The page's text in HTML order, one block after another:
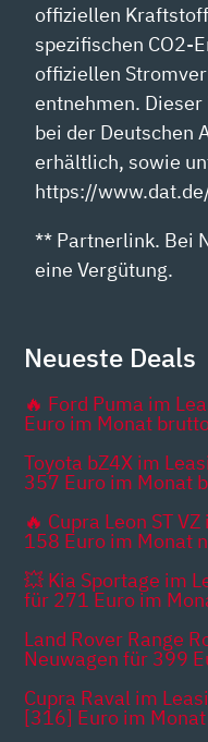
offiziellen
spezifischen CO2-
offiziellen
entnehmen.
bei der Deutschen
erhältlich, sowie
https://
** Partnerlink. Bei
eine Vergütung.
Neueste Deals
🔥 Ford Puma im
Euro im Monat
Toyota bZ4X im
357 Euro im Monat
🔥 Cupra Leon ST
158 Euro im Monat
💥 Kia Sportage im
für 271 Euro im
Land Rover Range
Neuwagen für 399
Cupra Raval im
[316] Euro im